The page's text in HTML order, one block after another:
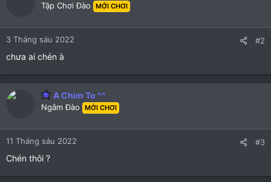
n
s
Tập Chơi Đào MỚI CHƠI
3 Tháng sáu 2022 #2
chưa ai chén à
A Chim To ^^
Ngắm Đào MỚI CHƠI
11 Tháng sáu 2022 #3
Chén thôi ?